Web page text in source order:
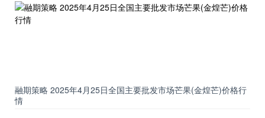
融期策略 2025年4月25日全国主要批发市场芒果(金煌芒)价格行
情